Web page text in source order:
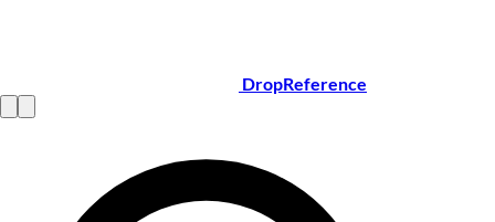
DropReference